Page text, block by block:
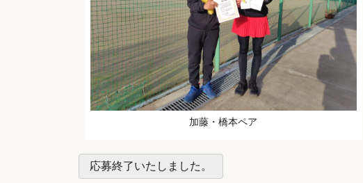
加藤・橋本ペア
応募終了いたしました。